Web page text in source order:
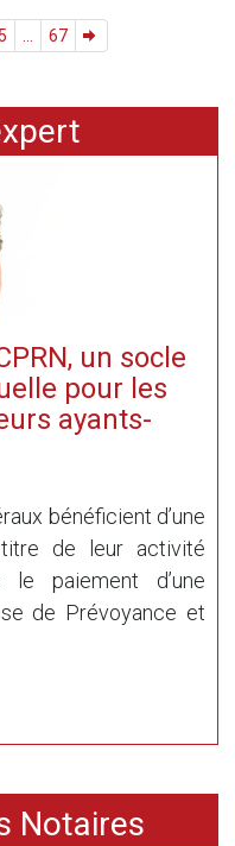
5 67
un socle
pour les
ayants-
bénéficient d’une
de leur activité
le paiement d’une
de Prévoyance et
Notaires